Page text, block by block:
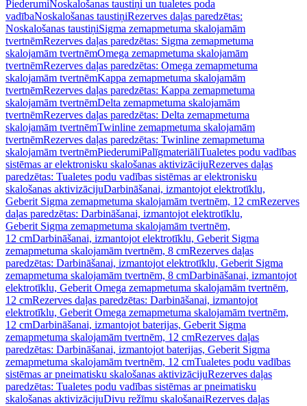
PiederumiNoskalošanas taustiņi un tualetes poda
vadībaNoskalošanas taustiņiRezerves daļas paredzētas:
Noskalošanas taustiņiSigma zemapmetuma skalojamām
tvertnēmRezerves daļas paredzētas: Sigma zemapmetuma
skalojamām tvertnēmOmega zemapmetuma skalojamām
tvertnēmRezerves daļas paredzētas: Omega zemapmetuma
skalojamām tvertnēmKappa zemapmetuma skalojamām
tvertnēmRezerves daļas paredzētas: Kappa zemapmetuma
skalojamām tvertnēmDelta zemapmetuma skalojamām
tvertnēmRezerves daļas paredzētas: Delta zemapmetuma
skalojamām tvertnēmTwinline zemapmetuma skalojamām
tvertnēmRezerves daļas paredzētas: Twinline zemapmetuma
skalojamām tvertnēmPiederumiPalīgmateriāliTualetes podu vadības
sistēmas ar elektronisku skalošanas aktivizācijuRezerves daļas
paredzētas: Tualetes podu vadības sistēmas ar elektronisku
skalošanas aktivizācijuDarbināšanai, izmantojot elektrotīklu,
Geberit Sigma zemapmetuma skalojamām tvertnēm, 12 cmRezerves
daļas paredzētas: Darbināšanai, izmantojot elektrotīklu,
Geberit Sigma zemapmetuma skalojamām tvertnēm,
12 cmDarbināšanai, izmantojot elektrotīklu, Geberit Sigma
zemapmetuma skalojamām tvertnēm, 8 cmRezerves daļas
paredzētas: Darbināšanai, izmantojot elektrotīklu, Geberit Sigma
zemapmetuma skalojamām tvertnēm, 8 cmDarbināšanai, izmantojot
elektrotīklu, Geberit Omega zemapmetuma skalojamām tvertnēm,
12 cmRezerves daļas paredzētas: Darbināšanai, izmantojot
elektrotīklu, Geberit Omega zemapmetuma skalojamām tvertnēm,
12 cmDarbināšanai, izmantojot baterijas, Geberit Sigma
zemapmetuma skalojamām tvertnēm, 12 cmRezerves daļas
paredzētas: Darbināšanai, izmantojot baterijas, Geberit Sigma
zemapmetuma skalojamām tvertnēm, 12 cmTualetes podu vadības
sistēmas ar pneimatisku skalošanas aktivizācijuRezerves daļas
paredzētas: Tualetes podu vadības sistēmas ar pneimatisku
skalošanas aktivizācijuDivu režīmu skalošanaiRezerves daļas